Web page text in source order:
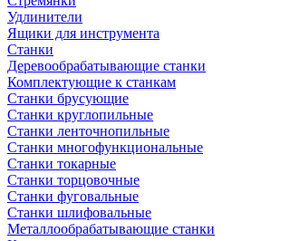
Удлинители
Ящики для инструмента
Станки
Деревообрабатывающие станки
Комплектующие к станкам
Станки брусующие
Станки круглопильные
Станки ленточнопильные
Станки многофункциональные
Станки токарные
Станки торцовочные
Станки фуговальные
Станки шлифовальные
Металлообрабатывающие станки